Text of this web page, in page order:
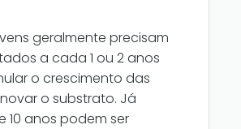
geralmente precisam
a cada 1 ou 2 anos
o crescimento das
o substrato. Já
10 anos podem ser